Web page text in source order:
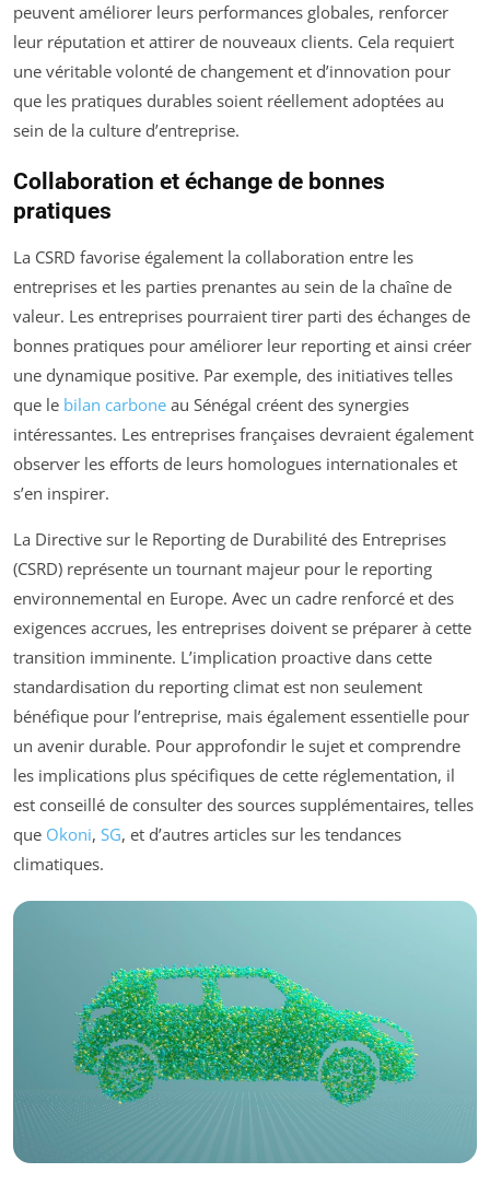
peuvent améliorer leurs performances globales, renforcer
leur réputation et attirer de nouveaux clients. Cela requiert
une véritable volonté de changement et d’innovation pour
que les pratiques durables soient réellement adoptées au
sein de la culture d’entreprise.
Collaboration et échange de bonnes
pratiques
La CSRD favorise également la collaboration entre les
entreprises et les parties prenantes au sein de la chaîne de
valeur. Les entreprises pourraient tirer parti des échanges de
bonnes pratiques pour améliorer leur reporting et ainsi créer
une dynamique positive. Par exemple, des initiatives telles
que le bilan carbone au Sénégal créent des synergies
intéressantes. Les entreprises françaises devraient également
observer les efforts de leurs homologues internationales et
s’en inspirer.
La Directive sur le Reporting de Durabilité des Entreprises
(CSRD) représente un tournant majeur pour le reporting
environnemental en Europe. Avec un cadre renforcé et des
exigences accrues, les entreprises doivent se préparer à cette
transition imminente. L’implication proactive dans cette
standardisation du reporting climat est non seulement
bénéfique pour l’entreprise, mais également essentielle pour
un avenir durable. Pour approfondir le sujet et comprendre
les implications plus spécifiques de cette réglementation, il
est conseillé de consulter des sources supplémentaires, telles
que Okoni, SG, et d’autres articles sur les tendances
climatiques.